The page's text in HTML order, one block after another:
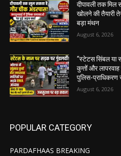
दीपावली तक मिल
खोलने की तैयारी
बड़ा मंथन
August 6, 2026
“स्टेटस सिंबल या
कुत्तों और
पुलिस-
August 6, 2026
POPULAR CATEGORY
PARDAFHAAS BREAKING